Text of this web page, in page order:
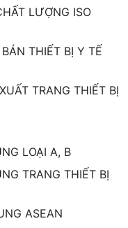
LƯỢNG ISO
THIẾT BỊ Y TẾ
TRANG THIẾT BỊ
LOẠI A, B
TRANG THIẾT BỊ
ASEAN